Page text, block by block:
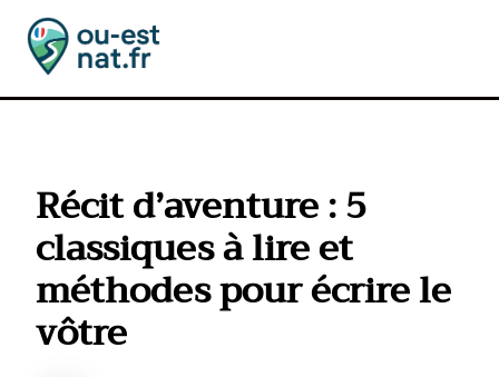
contenu
Récit d’aventure : 5
classiques à lire et
méthodes pour écrire le
vôtre